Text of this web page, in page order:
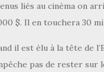
liés au cinéma on
$. Il en touchera 30
il est élu à la tête de
pas de rester sur